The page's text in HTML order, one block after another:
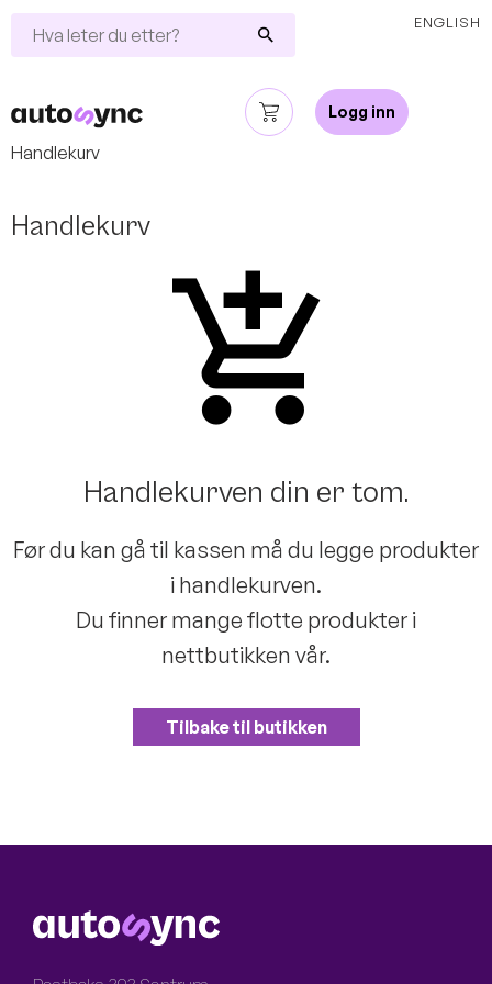
ENGLISH
leter
Logg inn
Handlekurv
Handlekurv
Handlekurven din er tom.
Før du kan gå til kassen må du legge produkter
i handlekurven.
Du finner mange flotte produkter i
nettbutikken vår.
Tilbake til butikken
LOGO